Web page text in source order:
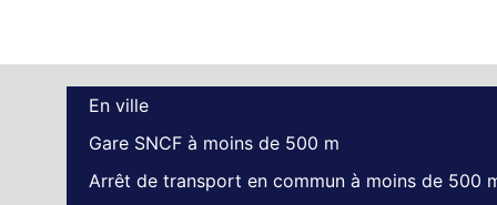
En ville
Gare SNCF à moins de 500 m
Arrêt de transport en commun à moins de 500